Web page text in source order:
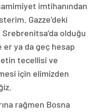
imtihanından
Gazze’deki
Srebrenitsa’da olduğu
er ya da geç hesap
tecellisi ve
için elimizden
rağmen Bosna